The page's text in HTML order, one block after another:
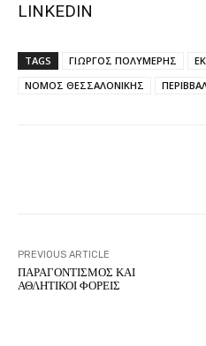
LINKEDIN
TAGS ΓΙΩΡΓΟΣ ΠΟΛΥΜΕΡΗΣ
ΝΟΜΟΣ ΘΕΣΣΑΛΟΝΙΚΗΣ
PREVIOUS ARTICLE
ΠΑΡΑΓΟΝΤΙΣΜΟΣ ΚΑΙ
ΑΘΛΗΤΙΚΟΙ ΦΟΡΕΙΣ